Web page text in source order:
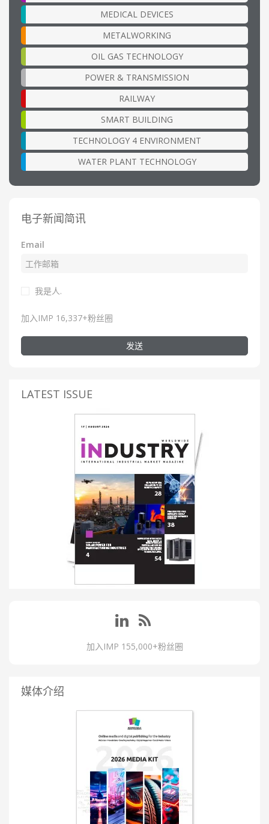
MEDICAL DEVICES
METALWORKING
OIL GAS TECHNOLOGY
POWER & TRANSMISSION
RAILWAY
SMART BUILDING
TECHNOLOGY 4 ENVIRONMENT
WATER PLANT TECHNOLOGY
电子新闻简讯
Email
我是人.
加入IMP 16,337+粉丝圈
发送
LATEST ISSUE
加入IMP 155,000+粉丝圈
媒体介绍